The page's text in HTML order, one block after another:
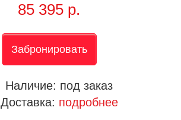
85 395 р.
Забронировать
Наличие: под заказ
Доставка: подробнее